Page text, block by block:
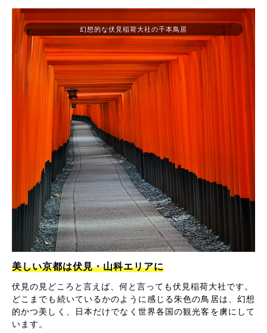
美しい京都は伏見・山科エリアに
伏見の見どころと言えば、何と言っても伏見稲荷大社です。
どこまでも続いているかのように感じる朱色の鳥居は、幻想
的かつ美しく、日本だけでなく世界各国の観光客を虜にして
います。
幻想的な伏見稲荷大社の千本鳥居